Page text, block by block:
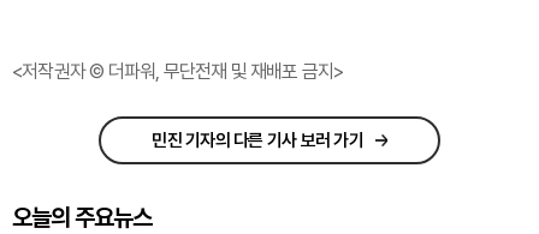
<저작권자 © 더파워, 무단전재 및 재배포 금지>
민진 기자의 다른 기사 보러 가기
오늘의 주요뉴스